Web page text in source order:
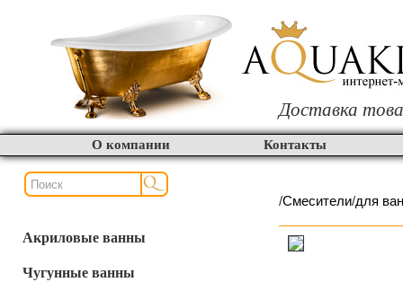
Доставка
О компании Контакты
Акриловые ванны
Чугунные ванны
/Смесители/для